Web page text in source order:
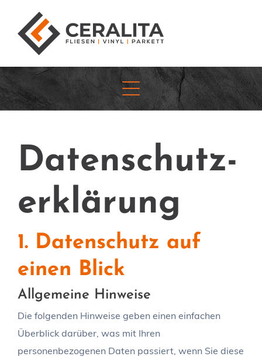
Datenschutz­
erklärung
1. Datenschutz auf
einen Blick
Allgemeine Hinweise
Die folgenden Hinweise geben einen einfachen
Überblick darüber, was mit Ihren
personenbezogenen Daten passiert, wenn Sie diese